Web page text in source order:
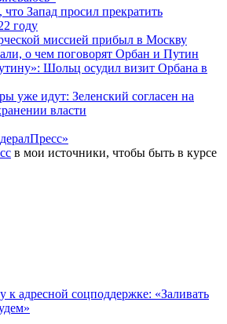
Запад просил прекратить
году
миссией прибыл в Москву
о чем поговорят Орбан и Путин
Шольц осудил визит Орбана в
уже идут: Зеленский согласен на
власти
в мои источники, чтобы быть в курсе
к адресной соцподдержке: «Заливать